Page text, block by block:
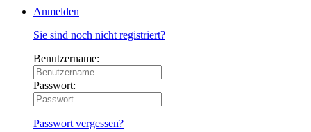
Anmelden
Sie sind noch nicht registriert?
Benutzername:
Passwort:
Passwort vergessen?